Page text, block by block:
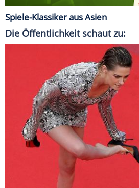
Spiele-Klassiker aus Asien
Die Öffentlichkeit schaut zu: